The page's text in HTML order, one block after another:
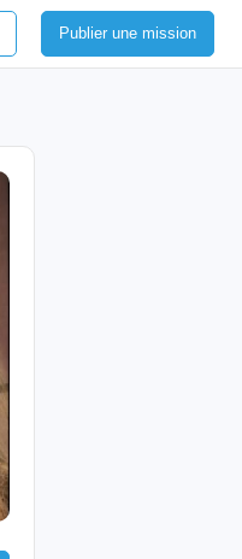
Publier une mission